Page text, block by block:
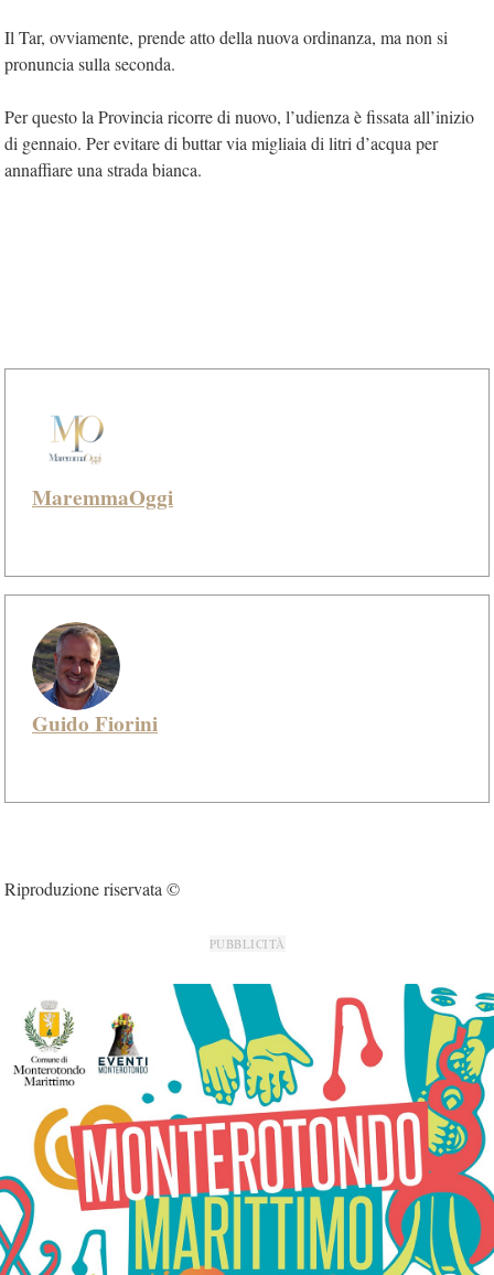
Il Tar, ovviamente, prende atto della nuova ordinanza, ma non si
pronuncia sulla seconda.
Per questo la Provincia ricorre di nuovo, l’udienza è fissata all’inizio
di gennaio. Per evitare di buttar via migliaia di litri d’acqua per
annaffiare una strada bianca.
MaremmaOggi
Guido Fiorini
Riproduzione riservata ©
PUBBLICITÀ